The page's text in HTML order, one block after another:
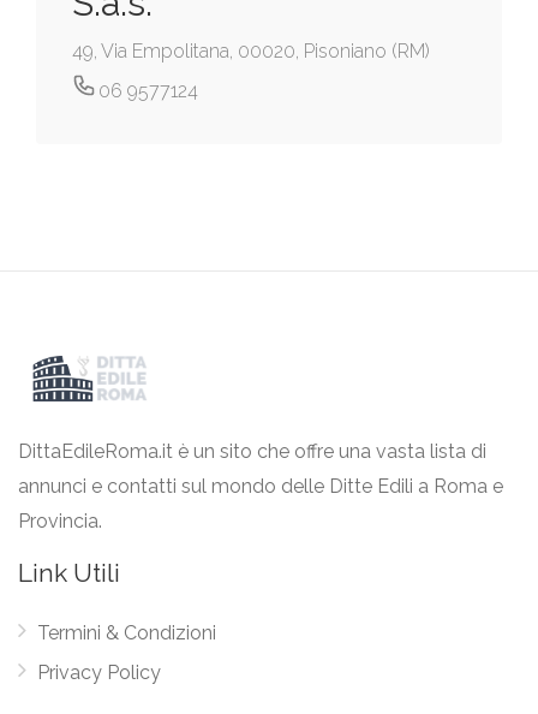
49, Via Empolitana, 00020, Pisoniano (RM)
06 9577124
DittaEdileRoma.it è un sito che offre una vasta lista di
annunci e contatti sul mondo delle Ditte Edili a Roma e
Provincia.
Link Utili
Termini & Condizioni
Privacy Policy